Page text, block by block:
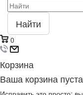
Найти
0
Корзина
Ваша корзина пуста